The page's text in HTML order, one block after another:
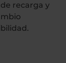
recarga y